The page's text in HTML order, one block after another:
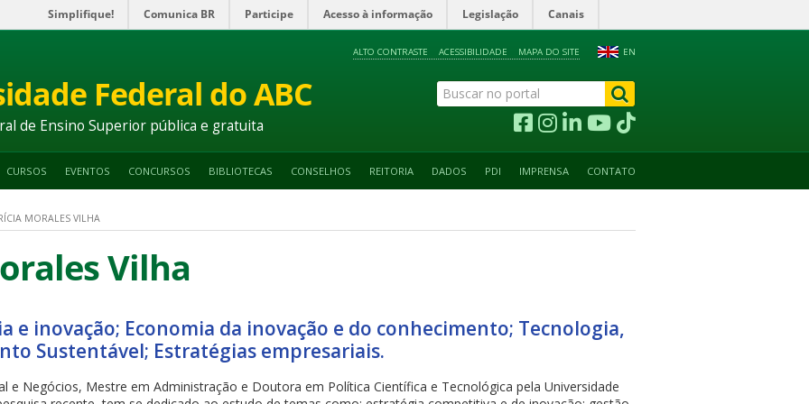
Simplifique! Comunica BR Participe Acesso à informação Legislação Canais
EN
ALTO CONTRASTE ACESSIBILIDADE MAPA DO SITE
Federal do ABC
de Ensino Superior pública e gratuita
CURSOS EVENTOS CONCURSOS BIBLIOTECAS CONSELHOS REITORIA DADOS PDI IMPRENSA CONTATO
MORALES VILHA
Vilha
e inovação; Economia da inovação e do conhecimento; Tecnologia,
Sustentável; Estratégias empresariais.
e Negócios, Mestre em Administração e Doutora em Política Científica e Tecnológica pela Universidade